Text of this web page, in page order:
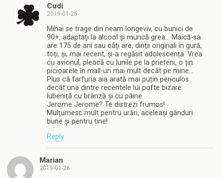
Cudi
2019-01-25
Mihai se trage din neam longeviv, cu bunici de
90+, adaptați la alcool și muncă grea… Maică-sa
are 175 de ani sau câți are, dinții originali în gură,
toți, și, mai recent, și-a regăsit adolescența. Vrea
cu avionul, pleacă cu lunile pe la prieteni, o țin
picioarele în mall-uri mai mult decât pe mine…
Plus că farfuria aia arată mai puțin periculos
decât una dintre recentele lui pofte bizare:
lubeniță cu brânză și cu pâine.
Jerome Jerome? Te distrezi frumos!
Mulțumesc mult pentru urări, aceleași gânduri
bune și pentru tine!
Reply
Marian
2019-01-26